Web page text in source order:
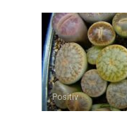
Positiv